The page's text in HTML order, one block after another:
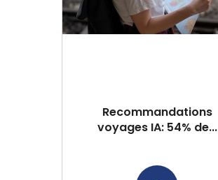
Recommandations
voyages IA: 54% de...